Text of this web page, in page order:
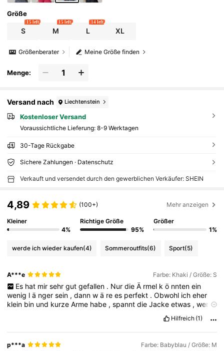
Größe
S
15 left
M
15 left
L
14 left
XL
Meine Größe finden
Größenberater
Menge:
Versand nach Liechtenstein
Kostenloser Versand
Voraussichtliche Lieferung: 8-9 Werktagen
30-Tage Rückgabe
Sichere Zahlungen · Datenschutz
Verkauft und versendet durch den gewerblichen Verkäufer: SHEIN
4,89 (100+) Mehr anzeigen
Kleiner
4%
Richtige Größe
95%
Größer
1%
werde ich wieder kaufen(4) Sommeroutfits(6) Sport(5)
A***e Farbe: Khaki / Größe: S
Es hat mir sehr gut gefallen . Nur die Ä rmel k ö nnten ein
wenig lä ngersein ,dannwä rees perfekt .Obwohl icheher
klein bin und kurzeArme habe ,spanntdieJackeetwas ,wenn
chstenMalwürde
ich
eineNummergrößerundinBlaubestellen.KlareEmpfehlung!
Hilfreich (1)
p***a Farbe: Babyblau / Größe: M